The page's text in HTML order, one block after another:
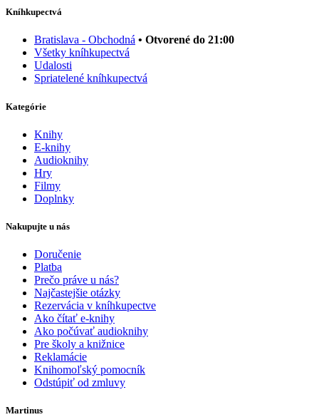
Kníhkupectvá
Bratislava - Obchodná • Otvorené do 21:00
Všetky kníhkupectvá
Udalosti
Spriatelené kníhkupectvá
Kategórie
Knihy
E-knihy
Audioknihy
Hry
Filmy
Doplnky
Nakupujte u nás
Doručenie
Platba
Prečo práve u nás?
Najčastejšie otázky
Rezervácia v kníhkupectve
Ako čítať e-knihy
Ako počúvať audioknihy
Pre školy a knižnice
Reklamácie
Knihomoľský pomocník
Odstúpiť od zmluvy
Martinus